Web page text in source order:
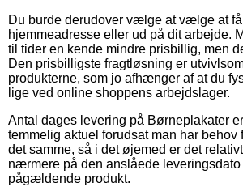
Du burde derudover vælge at vælge at
hjemmeadresse eller ud på dit arbejde.
til tider en kende mindre prisbillig, men
Den prisbilligste fragtløsning er
produkterne, som jo afhænger af at du
lige ved online shoppens arbejdslager.
Antal dages levering på Børneplakater
temmelig aktuel forudsat man har behov
det samme, så i det øjemed er det
nærmere på den anslåede leveringsdato
pågældende produkt.